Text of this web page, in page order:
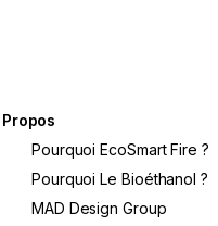
Propos
Pourquoi EcoSmart Fire ?
Pourquoi Le Bioéthanol ?
MAD Design Group